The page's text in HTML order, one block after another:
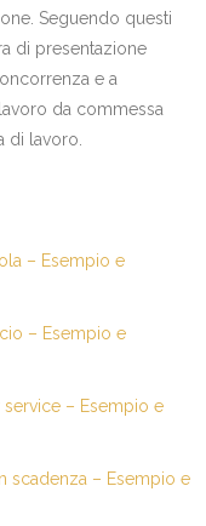
Seguendo questi
di presentazione
e a
da commessa
di lavoro.
– Esempio e
– Esempio e
– Esempio e
scadenza – Esempio e